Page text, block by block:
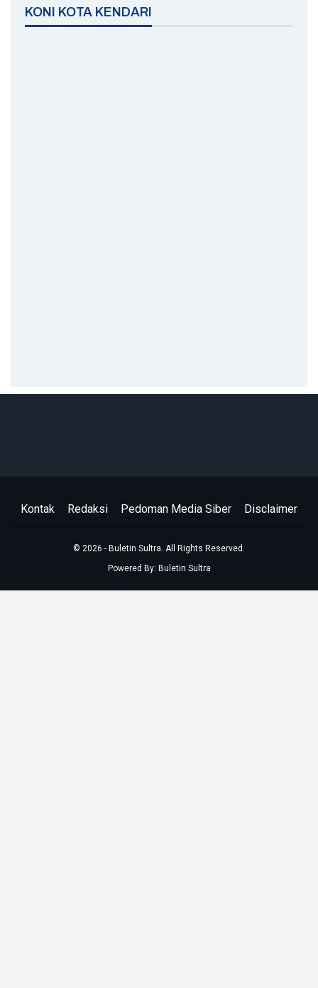
KONI KOTA KENDARI
Kontak Redaksi Pedoman Media Siber Disclaimer
© 2026 - Buletin Sultra. All Rights Reserved.
Powered By: Buletin Sultra